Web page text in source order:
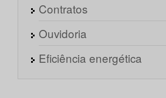
Contratos
Ouvidoria
Eficiência energética